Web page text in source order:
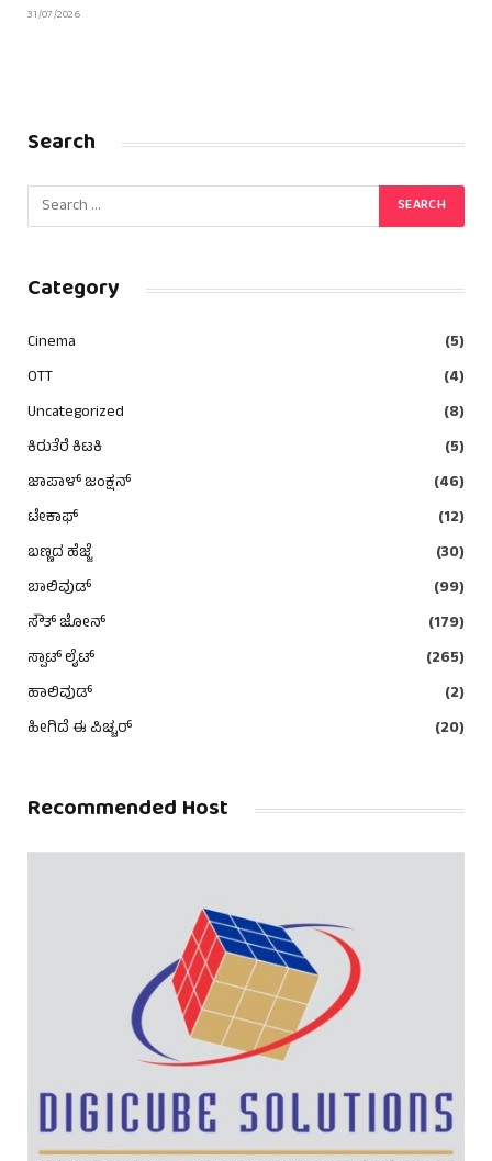
31/07/2026
Search
Category
Cinema
(5)
OTT
(4)
Uncategorized
(8)
ಕಿರುತೆರೆ ಕಿಟಕಿ
(5)
ಜಾಪಾಳ್ ಜಂಕ್ಷನ್
(46)
ಟೇಕಾಫ್
(12)
ಬಣ್ಣದ ಹೆಜ್ಜೆ
(30)
ಬಾಲಿವುಡ್
(99)
ಸೌತ್ ಜೋನ್
(179)
ಸ್ಪಾಟ್ ಲೈಟ್
(265)
ಹಾಲಿವುಡ್
(2)
ಹೀಗಿದೆ ಈ ಪಿಚ್ಚರ್
(20)
Recommended Host